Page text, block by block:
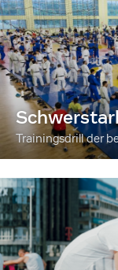
Trainingsdrill der